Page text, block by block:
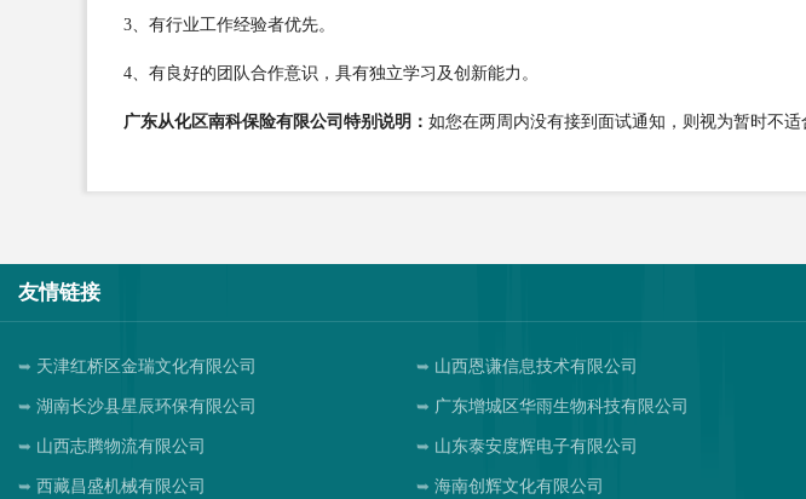
3、有行业工作经验者优先。
4、有良好的团队合作意识，具有独立学习及创新能力。
广东从化区南科保险有限公司特别说明： 如您在两周内没有接到面试通知，则视为暂时不
友情链接
天津红桥区金瑞文化有限公司 山西恩谦信息技术有限公司
湖南长沙县星辰环保有限公司 广东增城区华雨生物科技有限公司
山西志腾物流有限公司 山东泰安度辉电子有限公司
西藏昌盛机械有限公司 海南创辉文化有限公司